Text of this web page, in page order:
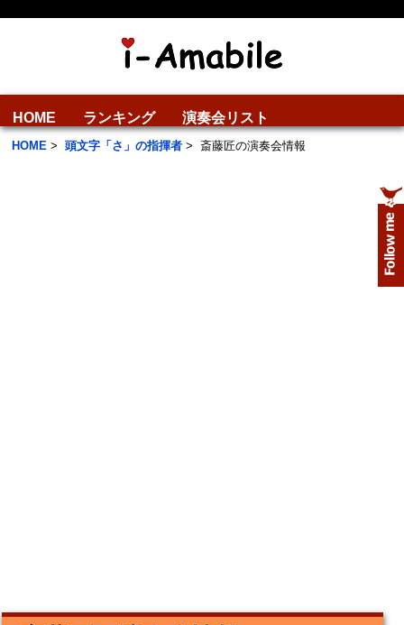
HOME ランキング 演奏会リスト
HOME > 頭文字「さ」の指揮者 > 斎藤匠の演奏会情報